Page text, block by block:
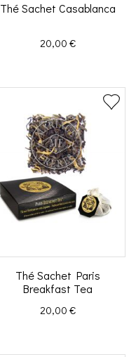
Thé Sachet Casablanca
Prix
20,00 €
Thé Sachet Paris
Breakfast Tea
Prix
20,00 €